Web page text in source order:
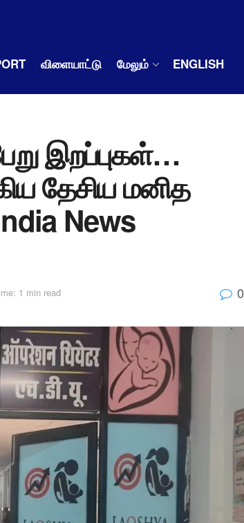
விளையாட்டு மேலும் ENGLISH
இறப்புகள்…
தேசிய மனித
News
1 min read 0